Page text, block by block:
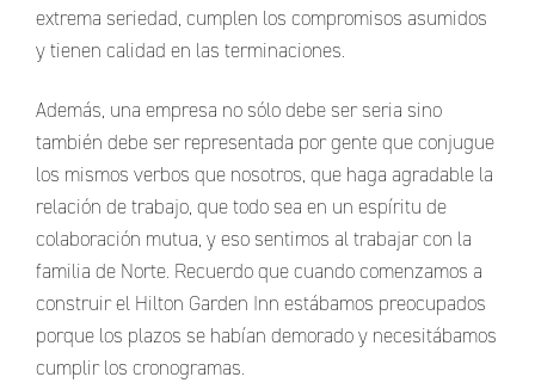
extrema seriedad, cumplen los compromisos asumidos
y tienen calidad en las terminaciones.
Además, una empresa no sólo debe ser seria sino
también debe ser representada por gente que conjugue
los mismos verbos que nosotros, que haga agradable la
relación de trabajo, que todo sea en un espíritu de
colaboración mutua, y eso sentimos al trabajar con la
familia de Norte. Recuerdo que cuando comenzamos a
construir el Hilton Garden Inn estábamos preocupados
porque los plazos se habían demorado y necesitábamos
cumplir los cronogramas.